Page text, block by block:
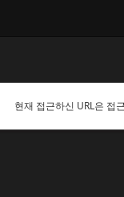
현재 접근하신 URL은 접